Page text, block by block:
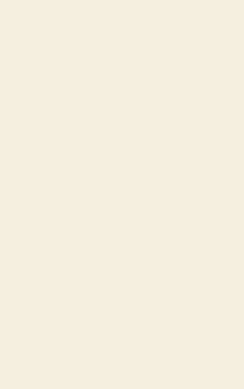
man jetzt ignoriert das „value“